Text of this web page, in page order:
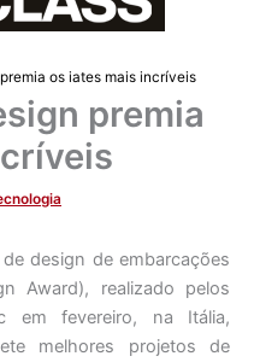
os iates mais incríveis
premia
design de embarcações
Award), realizado pelos
em fevereiro, na Itália,
melhores projetos de